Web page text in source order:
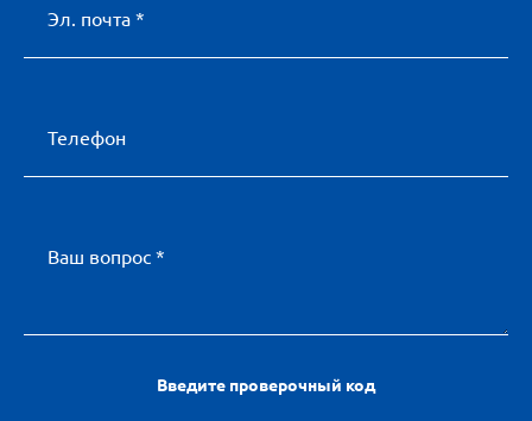
Эл. почта *
Телефон
Ваш вопрос *
Введите проверочный код